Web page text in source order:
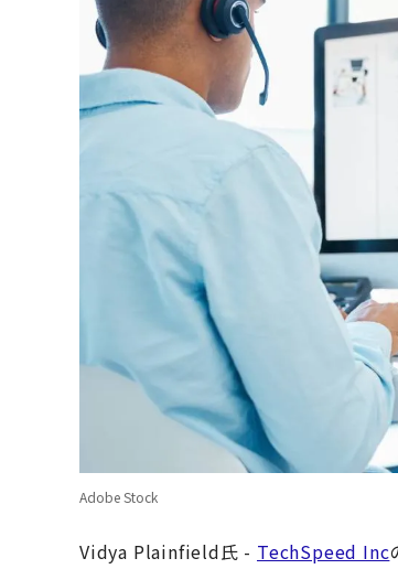
Adobe Stock
Vidya Plainfield氏 - TechSpeed Inc